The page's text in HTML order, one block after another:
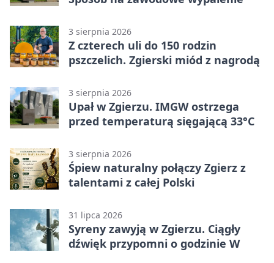
3 sierpnia 2026
Z czterech uli do 150 rodzin
pszczelich. Zgierski miód z nagrodą
3 sierpnia 2026
Upał w Zgierzu. IMGW ostrzega
przed temperaturą sięgającą 33°C
3 sierpnia 2026
Śpiew naturalny połączy Zgierz z
talentami z całej Polski
31 lipca 2026
Syreny zawyją w Zgierzu. Ciągły
dźwięk przypomni o godzinie W